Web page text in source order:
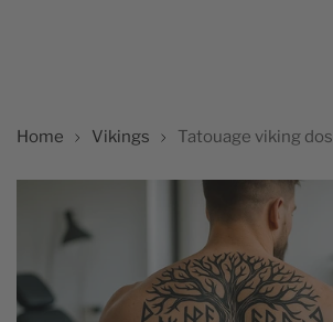
Home Vikings Tatouage viking dos